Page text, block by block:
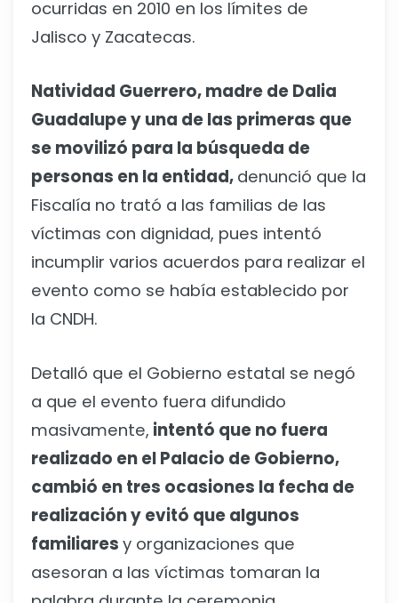
ocurridas en 2010 en los límites de
Jalisco y Zacatecas.
Natividad Guerrero, madre de Dalia
Guadalupe y una de las primeras que
se movilizó para la búsqueda de
personas en la entidad, denunció que la
Fiscalía no trató a las familias de las
víctimas con dignidad, pues intentó
incumplir varios acuerdos para realizar el
evento como se había establecido por
la CNDH.
Detalló que el Gobierno estatal se negó
a que el evento fuera difundido
masivamente, intentó que no fuera
realizado en el Palacio de Gobierno,
cambió en tres ocasiones la fecha de
realización y evitó que algunos
familiares y organizaciones que
asesoran a las víctimas tomaran la